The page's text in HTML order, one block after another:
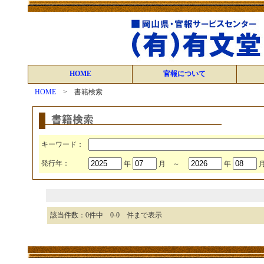
HOME 官報について
HOME > 書籍検索
キーワード：
発行年： 年 月 ～ 年
該当件数：0件中 0-0 件まで表示